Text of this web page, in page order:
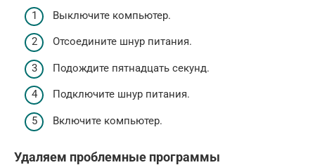
Выключите компьютер.
Отсоедините шнур питания.
Подождите пятнадцать секунд.
Подключите шнур питания.
Включите компьютер.
Удаляем проблемные программы